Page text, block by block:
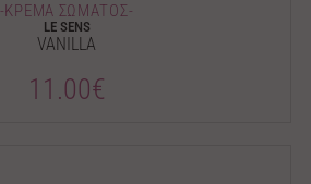
-ΚΡΕΜΑ ΣΩΜΑΤΟΣ-
LE SENS
VANILLA
11.00€